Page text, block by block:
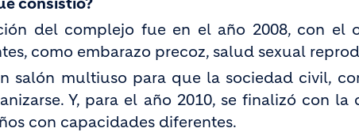
del complejo fue en el año 2008, con el
como embarazo precoz, salud sexual
salón multiuso para que la sociedad civil,
Y, para el año 2010, se finalizó con
con capacidades diferentes.